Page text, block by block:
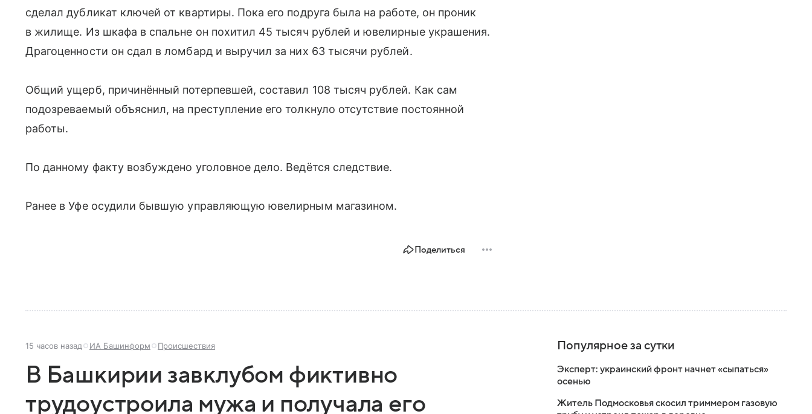
сделал дубликат ключей от квартиры. Пока его подруга была на работе, он проник
в жилище. Из шкафа в спальне он похитил 45 тысяч рублей и ювелирные украшения.
Драгоценности он сдал в ломбард и выручил за них 63 тысячи рублей.
Общий ущерб, причинённый потерпевшей, составил 108 тысяч рублей. Как сам
подозреваемый объяснил, на преступление его толкнуло отсутствие постоянной
работы.
По данному факту возбуждено уголовное дело. Ведётся следствие.
Ранее в Уфе осудили бывшую управляющую ювелирным магазином.
Поделиться
15 часов назад ИА Башинформ Происшествия
В Башкирии завклубом фиктивно
трудоустроила мужа и получала его
Популярное за сутки
Эксперт: украинский фронт начнет «сыпаться»
осенью
Житель Подмосковья скосил триммером газовую